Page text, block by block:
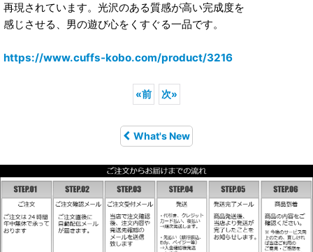
再現されています。光沢のある質感が高い完成度を
感じさせる、男の遊び心をくすぐる一品です。
https://www.cuffs-kobo.com/product/3216
«前 次»
What's New